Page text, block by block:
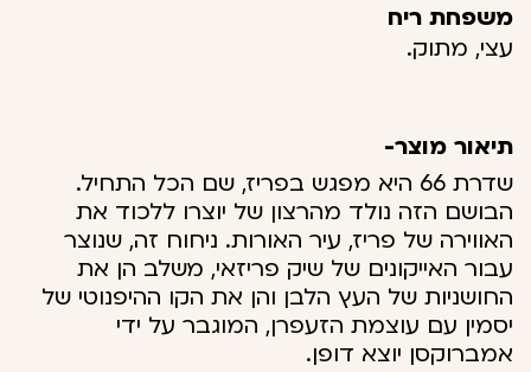
משפחת ריח
עצי, מתוק.
תיאור מוצר-
שדרת 66 היא מפגש בפריז, שם הכל התחיל.
הבושם הזה נולד מהרצון של יוצרו ללכוד את
האווירה של פריז, עיר האורות. ניחוח זה, שנוצר
עבור האייקונים של שיק פריזאי, משלב הן את
החושניות של העץ הלבן והן את הקו ההיפנוטי של
יסמין עם עוצמת הזעפרן, המוגבר על ידי
אמברוקסן יוצא דופן.